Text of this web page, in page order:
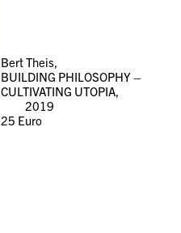
Bert Theis,
BUILDING PHILOSOPHY –
CULTIVATING UTOPIA,
2019
25 Euro